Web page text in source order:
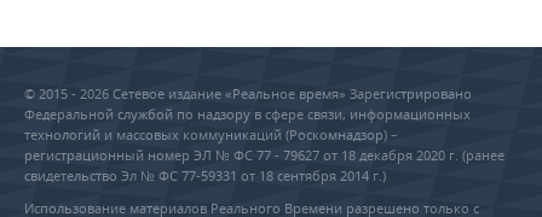
© 2015 - 2026 Сетевое издание «Реальное время» Зарегистрировано
Федеральной службой по надзору в сфере связи, информационных
технологий и массовых коммуникаций (Роскомнадзор) –
регистрационный номер ЭЛ № ФС 77 - 79627 от 18 декабря 2020 г. (ранее
свидетельство Эл № ФС 77-59331 от 18 сентября 2014 г.)
Использование материалов Реального Времени разрешено только с